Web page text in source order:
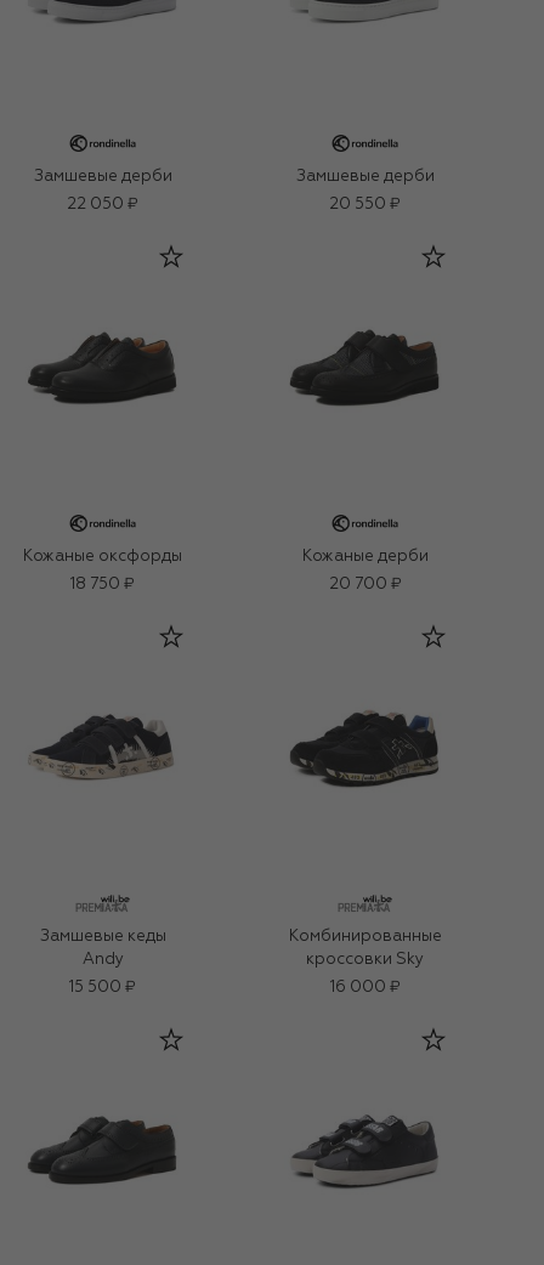
Замшевые дерби
22 050 ₽
Замшевые дерби
20 550 ₽
Кожаные оксфорды
18 750 ₽
Кожаные дерби
20 700 ₽
Замшевые кеды
Andy
15 500 ₽
Комбинированные
кроссовки Sky
16 000 ₽